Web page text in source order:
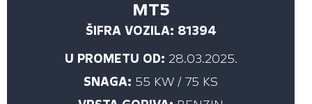
KILOMETRAŽA (KM)
do
MT5
ŠIFRA VOZILA: 81394
U PROMETU OD: 28.03.2025.
SNAGA: 55 KW / 75 KS